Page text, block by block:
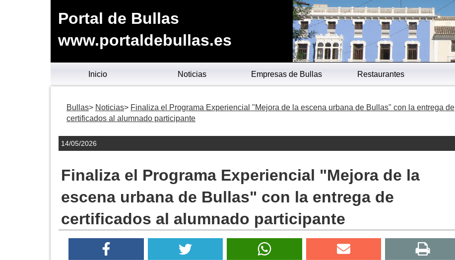
Portal de Bullas
www.portaldebullas.es
Inicio Noticias Empresas de Bullas Restaurantes
Bullas Noticias
Finaliza el Programa Experiencial "Mejora de la escena urbana de Bullas" con la entrega de
certificados al alumnado participante
14/05/2026
Finaliza el Programa Experiencial "Mejora de la
escena urbana de Bullas" con la entrega de
certificados al alumnado participante